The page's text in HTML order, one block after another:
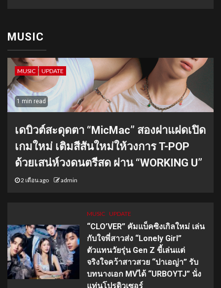
MUSIC
MUSIC UPDATE
1 min read
เดบิวต์สะดุดตา “MicMac” สองฝาแฝดเปิด
เกมใหม่ เติมสีสันใหม่ให้วงการ T-POP
ด้วยเสน่ห์วงดนตรีสด ผ่าน “WORKING U”
2 เดือน ago admin
MUSIC UPDATE
“CLO’VER” คัมแบ็คซิงเกิลใหม่ เล่น
กับใจพี่สาวส่ง “Lonely Girl”
ตัวแทนวัยรุ่น Gen Z ขี้เล่นแต่
จริงใจคว้าสาวสวย “ปาเอญ่า” รับ
บทนางเอก MVได้ “URBOYTJ” นั่ง
แท่นโปรดิวเซอร์